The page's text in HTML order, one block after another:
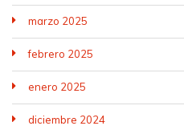
marzo 2025
febrero 2025
enero 2025
diciembre 2024